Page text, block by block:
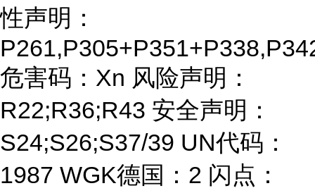
性声明：
危害码：Xn 风险声明：
R22;R36;R43 安全声明：
S24;S26;S37/39 UN代码：
1987 WGK德国：2 闪点：